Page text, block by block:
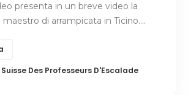
presenta in un breve video la
maestro di arrampicata in Ticino.…
Des Professeurs D'Escalade